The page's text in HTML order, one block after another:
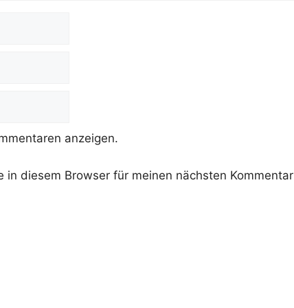
anzeigen.
diesem Browser für meinen nächsten Kommentar